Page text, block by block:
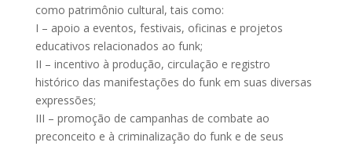
como patrimônio cultural, tais como:
I – apoio a eventos, festivais, oficinas e projetos
educativos relacionados ao funk;
II – incentivo à produção, circulação e registro
histórico das manifestações do funk em suas diversas
expressões;
III – promoção de campanhas de combate ao
preconceito e à criminalização do funk e de seus